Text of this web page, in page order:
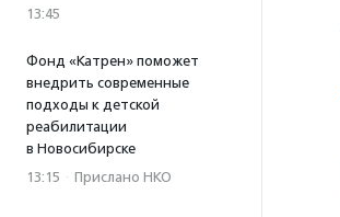
13:45
Фонд «Катрен» поможет
внедрить современные
подходы к детской
реабилитации
в Новосибирске
13:15 · Прислано НКО